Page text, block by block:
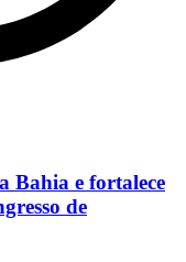
Bahia e fortalece
de